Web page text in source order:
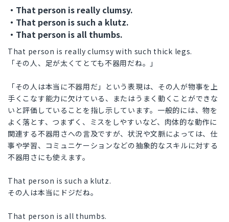
・That person is really clumsy.
・That person is such a klutz.
・That person is all thumbs.
That person is really clumsy with such thick legs.
「その人、足が太くてとても不器用だね。」
「その人は本当に不器用だ」という表現は、その人が物事を上
手くこなす能力に欠けている、またはうまく動くことができな
いと評価していることを指し示しています。一般的には、物を
よく落とす、つまずく、ミスをしやすいなど、肉体的な動作に
関連する不器用さへの言及ですが、状況や文脈によっては、仕
事や学習、コミュニケーションなどの抽象的なスキルに対する
不器用さにも使えます。
That person is such a klutz.
その人は本当にドジだね。
That person is all thumbs.